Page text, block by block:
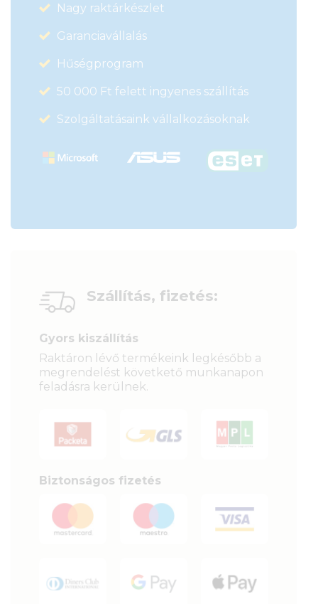
Nagy raktárkészlet
Garanciavállalás
Hűségprogram
50 000 Ft felett ingyenes szállítás
Szolgáltatásaink vállalkozásoknak
Szállítás, fizetés:
Gyors kiszállítás
Raktáron lévő termékeink legkésőbb a
megrendelést követkető munkanapon
feladásra kerülnek.
Biztonságos fizetés